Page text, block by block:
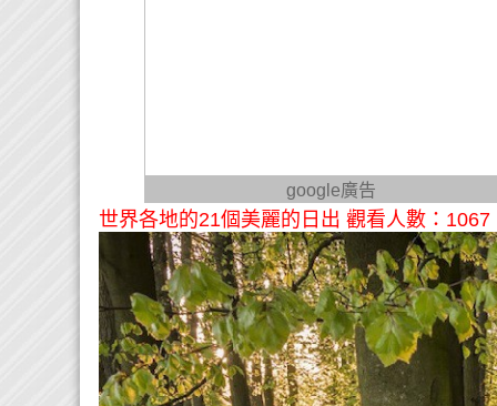
google廣告
世界各地的21個美麗的日出 觀看人數：1067